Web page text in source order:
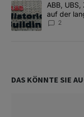
Ein Trendartikel mit
ABB,
auf der
2
DAS KÖNNTE SIE